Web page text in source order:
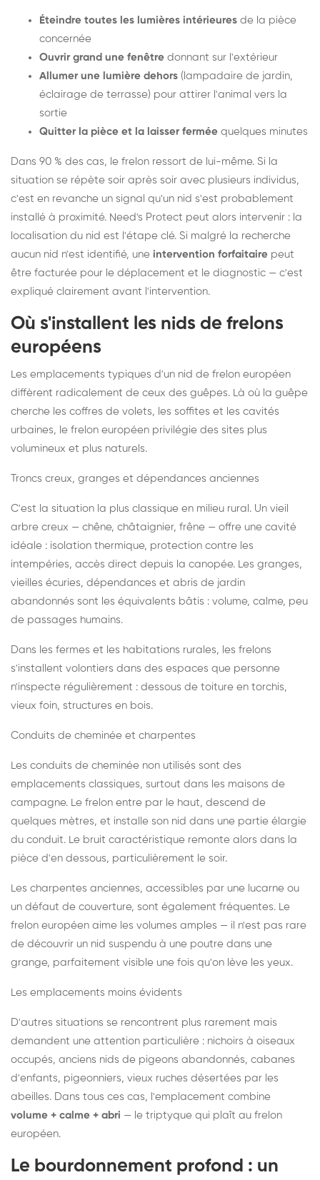
Éteindre toutes les lumières intérieures de la pièce
concernée
Ouvrir grand une fenêtre donnant sur l'extérieur
Allumer une lumière dehors (lampadaire de jardin,
éclairage de terrasse) pour attirer l'animal vers la
sortie
Quitter la pièce et la laisser fermée quelques minutes
Dans 90 % des cas, le frelon ressort de lui-même. Si la
situation se répète soir après soir avec plusieurs individus,
c'est en revanche un signal qu'un nid s'est probablement
installé à proximité. Need's Protect peut alors intervenir : la
localisation du nid est l'étape clé. Si malgré la recherche
aucun nid n'est identifié, une intervention forfaitaire peut
être facturée pour le déplacement et le diagnostic — c'est
expliqué clairement avant l'intervention.
Où s'installent les nids de frelons
européens
Les emplacements typiques d'un nid de frelon européen
diffèrent radicalement de ceux des guêpes. Là où la guêpe
cherche les coffres de volets, les soffites et les cavités
urbaines, le frelon européen privilégie des sites plus
volumineux et plus naturels.
Troncs creux, granges et dépendances anciennes
C'est la situation la plus classique en milieu rural. Un vieil
arbre creux — chêne, châtaignier, frêne — offre une cavité
idéale : isolation thermique, protection contre les
intempéries, accès direct depuis la canopée. Les granges,
vieilles écuries, dépendances et abris de jardin
abandonnés sont les équivalents bâtis : volume, calme, peu
de passages humains.
Dans les fermes et les habitations rurales, les frelons
s'installent volontiers dans des espaces que personne
n'inspecte régulièrement : dessous de toiture en torchis,
vieux foin, structures en bois.
Conduits de cheminée et charpentes
Les conduits de cheminée non utilisés sont des
emplacements classiques, surtout dans les maisons de
campagne. Le frelon entre par le haut, descend de
quelques mètres, et installe son nid dans une partie élargie
du conduit. Le bruit caractéristique remonte alors dans la
pièce d'en dessous, particulièrement le soir.
Les charpentes anciennes, accessibles par une lucarne ou
un défaut de couverture, sont également fréquentes. Le
frelon européen aime les volumes amples — il n'est pas rare
de découvrir un nid suspendu à une poutre dans une
grange, parfaitement visible une fois qu'on lève les yeux.
Les emplacements moins évidents
D'autres situations se rencontrent plus rarement mais
demandent une attention particulière : nichoirs à oiseaux
occupés, anciens nids de pigeons abandonnés, cabanes
d'enfants, pigeonniers, vieux ruches désertées par les
abeilles. Dans tous ces cas, l'emplacement combine
volume + calme + abri — le triptyque qui plaît au frelon
européen.
Le bourdonnement profond : un